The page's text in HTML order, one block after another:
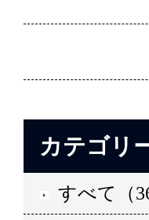
カテゴリ
すべて（